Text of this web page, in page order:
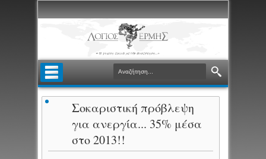
Σοκαριστική πρόβλεψη
για ανεργία... 35% μέσα
στο 2013!!